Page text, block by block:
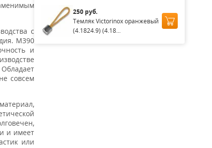
с
M390
и
совсем
и имеет
или
250 руб.
Темляк Victorinox оранжевый
(4.1824.9) (4.18...